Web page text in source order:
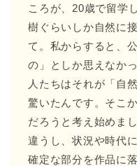
ころが、20歳で留学
樹ぐらいしか自然に
て。私からすると、
の」としか思えなか
人たちはそれが「自
驚いたんです。そこ
だろうと考え始めま
違うし、状況や時代
確定な部分を作品に